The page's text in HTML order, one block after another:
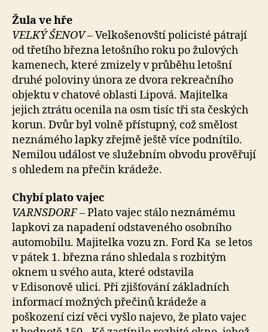
Žula ve hře
VELKÝ ŠENOV –Velkošenovští policisté pátrají
od třetího března letošního roku po žulových
kamenech, které zmizely v průběhu letošní
druhé poloviny února ze dvora rekreačního
objektu v chatové oblasti Lipová. Majitelka
jejich ztrátu ocenila na osm tisíc tři sta českých
korun. Dvůr byl volně přístupný, což smělost
neznámého lapky zřejmě ještě více podnítilo.
Nemilou událost ve služebním obvodu prověřují
s ohledem na přečin krádeže.
Chybí plato vajec
VARNSDORF –Plato vajec stálo neznámému
lapkovi za napadení odstaveného osobního
automobilu. Majitelka vozu zn. Ford Ka se letos
v pátek 1. března ráno shledala s rozbitým
oknem u svého auta, které odstavila
v Edisonově ulici. Při zjišťování základních
informací možných přečinů krádeže a
poškození cizí věci vyšlo najevo, že plato vajec